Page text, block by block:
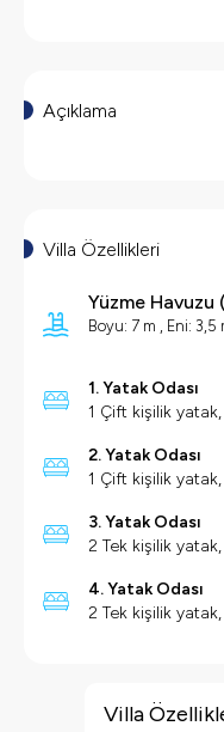
Açıklama
Villa Özellikleri
Yüzme Havuzu (
Boyu: 7 m , Eni: 3,5
1. Yatak Odası
1 Çift kişilik yatak,
2. Yatak Odası
1 Çift kişilik yatak,
3. Yatak Odası
2 Tek kişilik
4. Yatak Odası
2 Tek kişilik
Deniz Manzarası
Villa